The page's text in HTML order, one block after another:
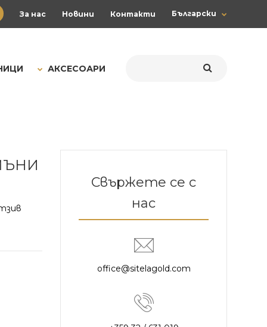
Български
За нас Новини Контакти
АКСЕСОАРИ
Свържете се с
нас
office@sitelagold.com